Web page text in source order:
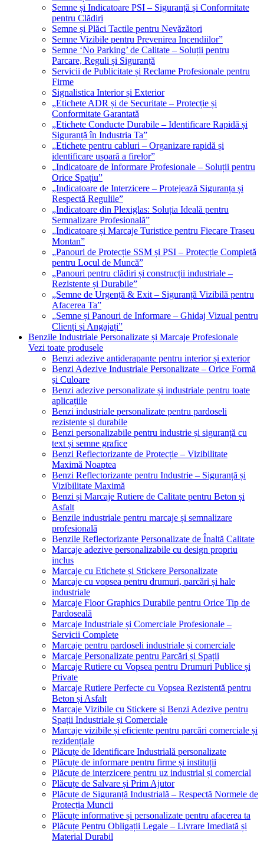
Semne și Indicatoare PSI – Siguranță și Conformitate
pentru Clădiri
Semne și Plăci Tactile pentru Nevăzători
Semne Vizibile pentru Prevenirea Incendiilor”
Semne ‘No Parking’ de Calitate – Soluții pentru
Parcare, Reguli și Siguranță
Servicii de Publicitate și Reclame Profesionale pentru
Firme
Signalistica Interior și Exterior
„Etichete ADR și de Securitate – Protecție și
Conformitate Garantată
„Etichete Conducte Durabile – Identificare Rapidă și
Siguranță în Industria Ta”
„Etichete pentru cabluri – Organizare rapidă și
identificare ușoară a firelor”
„Indicatoare de Informare Profesionale – Soluții pentru
Orice Spațiu”
„Indicatoare de Interzicere – Protejează Siguranța și
Respectă Regulile”
„Indicatoare din Plexiglas: Soluția Ideală pentru
Semnalizare Profesională”
„Indicatoare și Marcaje Turistice pentru Fiecare Traseu
Montan”
„Panouri de Protecție SSM și PSI – Protecție Completă
pentru Locul de Muncă”
„Panouri pentru clădiri și construcții industriale –
Rezistente și Durabile”
„Semne de Urgență & Exit – Siguranță Vizibilă pentru
Afacerea Ta”
„Semne și Panouri de Informare – Ghidaj Vizual pentru
Clienți și Angajați”
Benzile Industriale Personalizate și Marcaje Profesionale
Vezi toate produsele
Benzi adezive antiderapante pentru interior și exterior
Benzi Adezive Industriale Personalizate – Orice Formă
și Culoare
Benzi adezive personalizate și industriale pentru toate
aplicațiile
Benzi industriale personalizate pentru pardoseli
rezistente și durabile
Benzi personalizabile pentru industrie și siguranță cu
text și semne grafice
Benzi Reflectorizante de Protecție – Vizibilitate
Maximă Noaptea
Benzi Reflectorizante pentru Industrie – Siguranță și
Vizibilitate Maximă
Benzi și Marcaje Rutiere de Calitate pentru Beton și
Asfalt
Benzile industriale pentru marcaje și semnalizare
profesională
Benzile Reflectorizante Personalizate de Înaltă Calitate
Marcaje adezive personalizabile cu design propriu
inclus
Marcaje cu Etichete și Stickere Personalizate
Marcaje cu vopsea pentru drumuri, parcări și hale
industriale
Marcaje Floor Graphics Durabile pentru Orice Tip de
Pardoseală
Marcaje Industriale și Comerciale Profesionale –
Servicii Complete
Marcaje pentru pardoseli industriale și comerciale
Marcaje Personalizate pentru Parcări și Spații
Marcaje Rutiere cu Vopsea pentru Drumuri Publice și
Private
Marcaje Rutiere Perfecte cu Vopsea Rezistentă pentru
Beton și Asfalt
Marcaje Vizibile cu Stickere și Benzi Adezive pentru
Spații Industriale și Comerciale
Marcaje vizibile și eficiente pentru parcări comerciale și
rezidențiale
Plăcuțe de Identificare Industrială personalizate
Plăcuțe de informare pentru firme și instituții
Plăcuțe de interzicere pentru uz industrial și comercial
Plăcuțe de Salvare și Prim Ajutor
Plăcuțe de Siguranță Industrială – Respectă Normele de
Protecția Muncii
Plăcuțe informative și personalizate pentru afacerea ta
Plăcuțe Pentru Obligații Legale – Livrare Imediată și
Material Durabil